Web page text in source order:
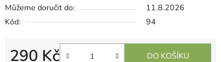
Můžeme doručit do:
11.8.2026
Kód:
94
290 Kč DO KOŠÍKU